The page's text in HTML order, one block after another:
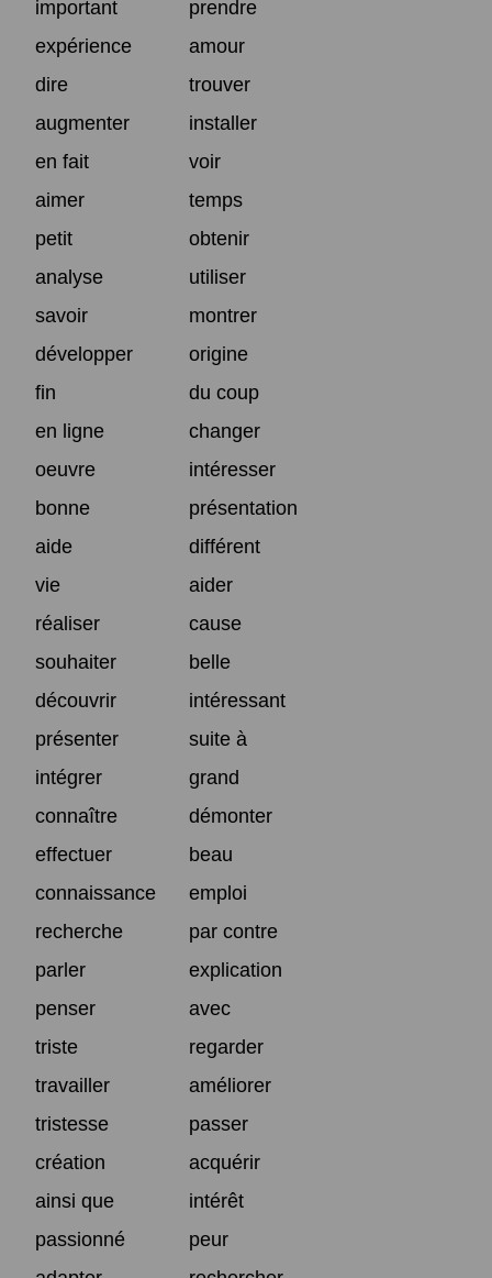
important
prendre
expérience
amour
dire
trouver
augmenter
installer
en fait
voir
aimer
temps
petit
obtenir
analyse
utiliser
savoir
montrer
développer
origine
fin
du coup
en ligne
changer
oeuvre
intéresser
bonne
présentation
aide
différent
vie
aider
réaliser
cause
souhaiter
belle
découvrir
intéressant
présenter
suite à
intégrer
grand
connaître
démonter
effectuer
beau
connaissance
emploi
recherche
par contre
parler
explication
penser
avec
triste
regarder
travailler
améliorer
tristesse
passer
création
acquérir
ainsi que
intérêt
passionné
peur